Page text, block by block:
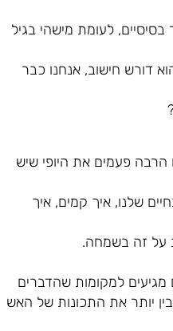
לעומת מישהי בגיל
דורש חישוב, אנחנו כבר
פעמים את היופי שיש
שלנו, איך קמים, איך
על זה בשמחה.
למקומות שהדברים
יותר את התכונות של האש